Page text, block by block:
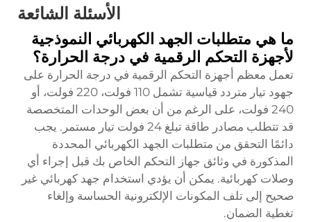
الأسئلة الشائعة
ما هي متطلبات الجهد الكهربائي النموذجية
لأجهزة التحكم الرقمية في درجة الحرارة؟
تعمل معظم أجهزة التحكم الرقمية في درجة الحرارة على
جهود تيار متردد قياسية تشمل 110 فولت، 220 فولت، أو
240 فولت، على الرغم من أن بعض الوحدات المتخصصة
قد تتطلب مصادر طاقة تبلغ 24 فولت تيار مستمر. يجب
دائمًا التحقق من متطلبات الجهد الكهربائي المحددة
المذكورة في وثائق جهاز التحكم الخاص بك قبل إجراء أي
وصلات كهربائية. يمكن أن يؤدي استخدام جهد كهربائي غير
صحيح إلى تلف المكونات الإلكترونية الحساسة وإلغاء
تغطية الضمان.